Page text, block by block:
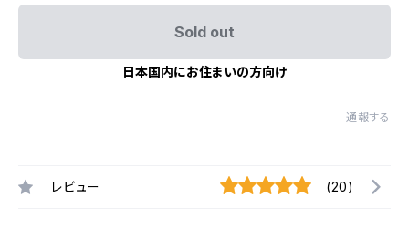
Sold out
日本国内にお住まいの方向け
通報する
レビュー (20)